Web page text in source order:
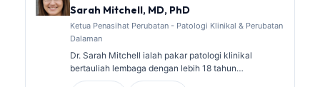
tafsiran biomarker dan diagnostik makmal dalam
Sarah Mitchell, MD, PhD
Ketua Penasihat Perubatan - Patologi Klinikal & Perubatan
Dalaman
Dr. Sarah Mitchell ialah pakar patologi klinikal
bertauliah lembaga dengan lebih 18 tahun
pengalaman dalam perubatan makmal dan analisis